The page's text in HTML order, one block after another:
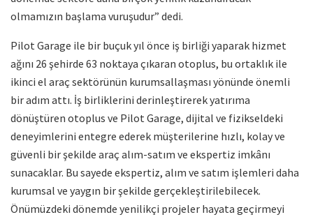
olmamızın başlama vuruşudur” dedi.
Pilot Garage ile bir buçuk yıl önce iş birliği yaparak hizmet
ağını 26 şehirde 63 noktaya çıkaran otoplus, bu ortaklık ile
ikinci el araç sektörünün kurumsallaşması yönünde önemli
bir adım attı. İş birliklerini derinleştirerek yatırıma
dönüştüren otoplus ve Pilot Garage, dijital ve fizikseldeki
deneyimlerini entegre ederek müşterilerine hızlı, kolay ve
güvenli bir şekilde araç alım-satım ve ekspertiz imkânı
sunacaklar. Bu sayede ekspertiz, alım ve satım işlemleri daha
kurumsal ve yaygın bir şekilde gerçekleştirilebilecek.
Önümüzdeki dönemde yenilikçi projeler hayata geçirmeyi